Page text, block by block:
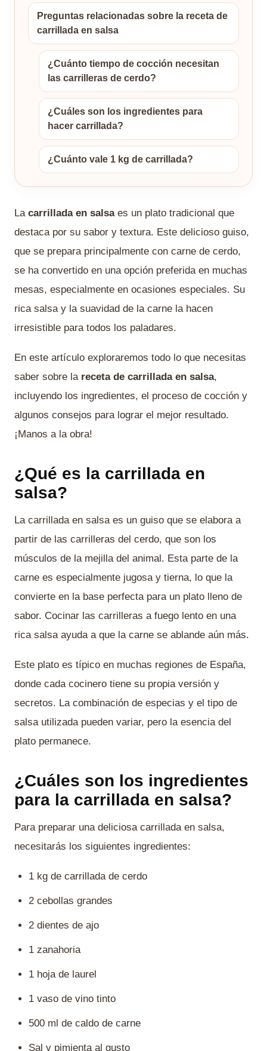
Preguntas relacionadas sobre la receta de
carrillada en salsa
¿Cuánto tiempo de cocción necesitan
las carrilleras de cerdo?
¿Cuáles son los ingredientes para
hacer carrillada?
¿Cuánto vale 1 kg de carrillada?
La carrillada en salsaes un plato tradicional que
destaca por su sabor y textura. Este delicioso guiso,
que se prepara principalmente con carne de cerdo,
se ha convertido en una opción preferida en muchas
mesas, especialmente en ocasiones especiales. Su
rica salsa y la suavidad de la carne la hacen
irresistible para todos los paladares.
En este artículo exploraremos todo lo que necesitas
saber sobre la receta de carrillada en salsa,
incluyendo los ingredientes, el proceso de cocción y
algunos consejos para lograr el mejor resultado.
¡Manos a la obra!
¿Qué es la carrillada en
salsa?
La carrillada en salsa es un guiso que se elabora a
partir de las carrilleras del cerdo, que son los
músculos de la mejilla del animal. Esta parte de la
carne es especialmente jugosa y tierna, lo que la
convierte en la base perfecta para un plato lleno de
sabor. Cocinar las carrilleras a fuego lento en una
rica salsa ayuda a que la carne se ablande aún más.
Este plato es típico en muchas regiones de España,
donde cada cocinero tiene su propia versión y
secretos. La combinación de especias y el tipo de
salsa utilizada pueden variar, pero la esencia del
plato permanece.
¿Cuáles son los ingredientes
para la carrillada en salsa?
Para preparar una deliciosa carrillada en salsa,
necesitarás los siguientes ingredientes:
1 kg de carrillada de cerdo
2 cebollas grandes
2 dientes de ajo
1 zanahoria
1 hoja de laurel
1 vaso de vino tinto
500 ml de caldo de carne
Sal y pimienta al gusto